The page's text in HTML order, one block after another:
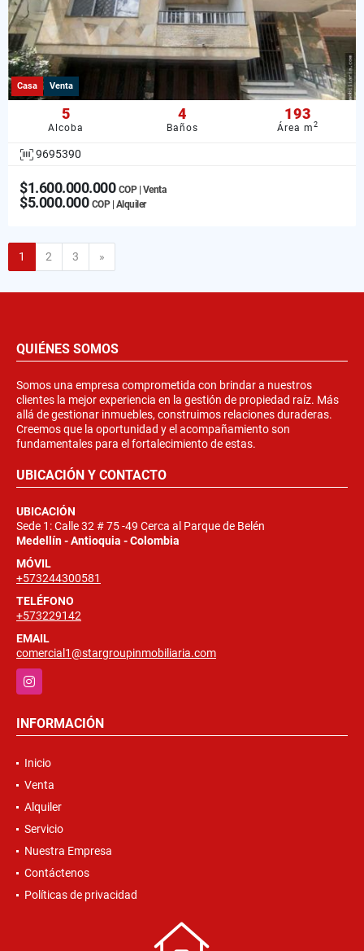
Casa Venta
5
Alcoba
4
Baños
193
Área m2
9695390
$1.600.000.000 COP | Venta
$5.000.000 COP | Alquiler
1 2 3 »
QUIÉNES SOMOS
Somos una empresa comprometida con brindar a nuestros
clientes la mejor experiencia en la gestión de propiedad raíz. Más
allá de gestionar inmuebles, construimos relaciones duraderas.
Creemos que la oportunidad y el acompañamiento son
fundamentales para el fortalecimiento de estas.
UBICACIÓN Y CONTACTO
UBICACIÓN
Sede 1: Calle 32 # 75 -49 Cerca al Parque de Belén
Medellín - Antioquia - Colombia
MÓVIL
+573244300581
TELÉFONO
+573229142
EMAIL
comercial1@stargroupinmobiliaria.com
Instagram
INFORMACIÓN
Inicio
Venta
Alquiler
Servicio
Nuestra Empresa
Contáctenos
Políticas de privacidad